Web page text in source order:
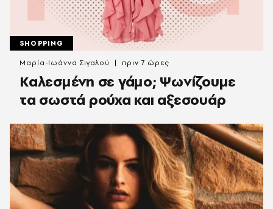
SHOPPING
Καλεσμένη σε γάμο; Ψωνίζουμε
τα σωστά ρούχα και αξεσουάρ
Μαρία-Ιωάννα Σιγαλού πριν 7 ώρες